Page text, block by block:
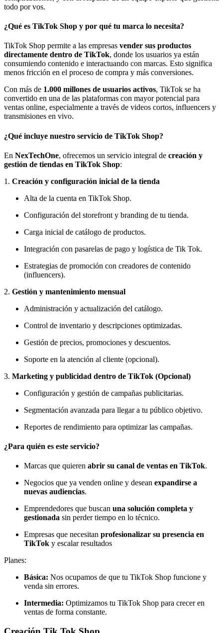
todo por vos.
¿Qué es TikTok Shop y por qué tu marca lo necesita?
TikTok Shop permite a las empresas vender sus productos
directamente dentro de TikTok, donde los usuarios ya están
consumiendo contenido e interactuando con marcas. Esto significa
menos fricción en el proceso de compra y más conversiones.
Con más de 1.000 millones de usuarios activos, TikTok se ha
convertido en una de las plataformas con mayor potencial para
ventas online, especialmente a través de videos cortos, influencers y
transmisiones en vivo.
¿Qué incluye nuestro servicio de TikTok Shop?
En NexTechOne, ofrecemos un servicio integral de creación y
gestión de tiendas en TikTok Shop:
1. Creación y configuración inicial de la tienda
Alta de la cuenta en TikTok Shop.
Configuración del storefront y branding de tu tienda.
Carga inicial de catálogo de productos.
Integración con pasarelas de pago y logística de Tik Tok.
Estrategias de promoción con creadores de contenido
(influencers).
2. Gestión y mantenimiento mensual
Administración y actualización del catálogo.
Control de inventario y descripciones optimizadas.
Gestión de precios, promociones y descuentos.
Soporte en la atención al cliente (opcional).
3. Marketing y publicidad dentro de TikTok (Opcional)
Configuración y gestión de campañas publicitarias.
Segmentación avanzada para llegar a tu público objetivo.
Reportes de rendimiento para optimizar las campañas.
¿Para quién es este servicio?
Marcas que quieren abrir su canal de ventas en TikTok.
Negocios que ya venden online y desean expandirse a
nuevas audiencias.
Emprendedores que buscan una solución completa y
gestionada sin perder tiempo en lo técnico.
Empresas que necesitan profesionalizar su presencia en
TikTok y escalar resultados
Planes:
Básica: Nos ocupamos de que tu TikTok Shop funcione y
venda sin errores.
Intermedia: Optimizamos tu TikTok Shop para crecer en
ventas de forma constante.